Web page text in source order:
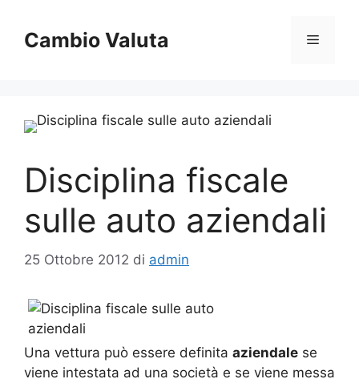
contenuto
Cambio Valuta Menu
Disciplina fiscale
sulle auto aziendali
25 Ottobre 2012 di admin
Una vettura può essere definita aziendale se
viene intestata ad una società e se viene messa